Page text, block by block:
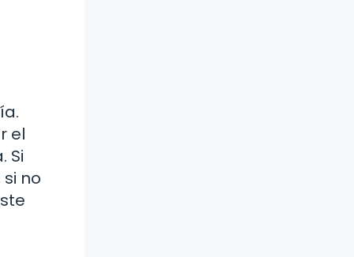
el
Si
no